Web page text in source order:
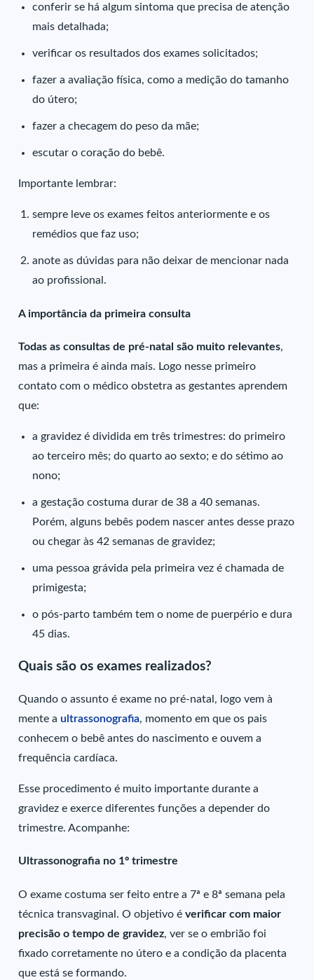
conferir se há algum sintoma que precisa de atenção
mais detalhada;
verificar os resultados dos exames solicitados;
fazer a avaliação física, como a medição do tamanho
do útero;
fazer a checagem do peso da mãe;
escutar o coração do bebê.
Importante lembrar:
sempre leve os exames feitos anteriormente e os
remédios que faz uso;
anote as dúvidas para não deixar de mencionar nada
ao profissional.
A importância da primeira consulta
Todas as consultas de pré-natal são muito relevantes,
mas a primeira é ainda mais. Logo nesse primeiro
contato com o médico obstetra as gestantes aprendem
que:
a gravidez é dividida em três trimestres: do primeiro
ao terceiro mês; do quarto ao sexto; e do sétimo ao
nono;
a gestação costuma durar de 38 a 40 semanas.
Porém, alguns bebês podem nascer antes desse prazo
ou chegar às 42 semanas de gravidez;
uma pessoa grávida pela primeira vez é chamada de
primigesta;
o pós-parto também tem o nome de puerpério e dura
45 dias.
Quais são os exames realizados?
Quando o assunto é exame no pré-natal, logo vem à
mente a ultrassonografia, momento em que os pais
conhecem o bebê antes do nascimento e ouvem a
frequência cardíaca.
Esse procedimento é muito importante durante a
gravidez e exerce diferentes funções a depender do
trimestre. Acompanhe:
Ultrassonografia no 1º trimestre
O exame costuma ser feito entre a 7ª e 8ª semana pela
técnica transvaginal. O objetivo é verificar com maior
precisão o tempo de gravidez, ver se o embrião foi
fixado corretamente no útero e a condição da placenta
que está se formando.